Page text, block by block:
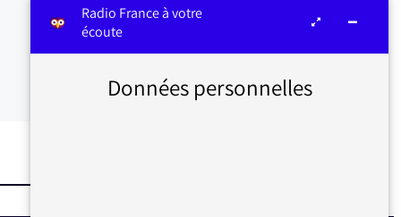
Radio France à votre
écoute
Données personnelles